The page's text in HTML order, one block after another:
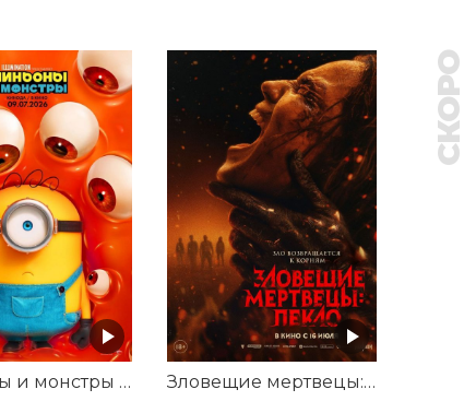
Миньоны и монстры / Волшебник Зловещие мертвецы: Пекло